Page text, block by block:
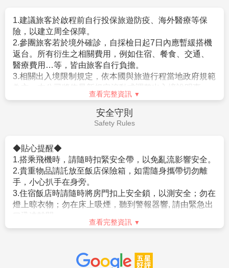
1.航空作業規定開票後即無法更改，亦無退票價值，請特別注意
並見諒。
2.滿六歲一律佔床，小孩佔床為大人團費，不佔床費用另外報
價。
3.本優惠行程報價僅適用持中華民國護照者，不適用外籍人士須
加價$3000。
4.團體房型都是兩張小床很少有一張大床房(和式房除外)，
5.團體房型很少有正3人房(三張床)，如需求加床可能會是~
(A)一大床+一行軍床 或 (B)二小床+一行軍床 或 (C)一大床+一
以上可做需求但不保證會有，會以當天入住情形為主，
若無需求到三人房請分出一人與他人同住，敬請見諒！
6.單人報名者：本行程使用飯店房型為兩人一室，無自然單間。
倘報名本行程的旅客人數無法同住雙人房(例如:單人、三人、報
名以此類推)，則須按房型補足價差，實際價差以當團說明為主。
7.貼心提醒：外籍人士需注意二次入境之辦理相關規定，且持外
國護照之旅客團費需另計。
8.本商品所搭乘之班機時間與住宿飯店，以說明會資料為準。
10.如逢天候、交通狀況、航班異動、遊樂園休園…等因素，本公
3.申請入境日本時須自行舉證符合以下條件：
。需持有有效護照。（且在有效期內返回本國或僑居地
者）。
。 申請人所提出的入境目的與從事的活動需一致，且須
符合日本國的出入國管理及民認定法（以下稱‘入管法’）
所規定的短期停留之停留資格及停留期間。（特別是 經
常出入日本國者，以訪問親友為目的等進入日本，須詳
盡的說明在日本停留期間的活動相關內容及與親戚、友
。申請人不曾違反入管法第五條第一項各號之相關法令
而被判刑者。（因逾期居留日本被強制遣返而尚未經一
是曾入監服刑等者，有以上拒絕入境相關事由而被日本
強制驅離過者）。
。但是，符合上述條件者也並不表示一定可入境日本，
敬請留意！
相關規定請參考日本交流協會網站各項說明。或電洽02-
2713-8000。
1.役男出境注意須知
。役男定義：役男係指年齡屆19歲之年1月1日起，至36
在日本旅遊、觀光，事實上大多數的日本人是不收取小
費的(除部份特殊旅館外)，然而因領隊兼導遊，每日早出
晚歸，不眠不休為各位貴賓服務，為了獎勵她(他)們，故
建議每人每天以新台幣$300元作為基本金額的計算方式*
旅遊天數 。以6天為例，等於每人新台幣$300*6天
=$1800而元，然而導遊小姐(先生)們，仍要以此金額再
查看完整資訊
旅遊須知
Travel information
1.建議旅客於啟程前自行投保旅遊防疫、海外醫療等保
險，以建立周全保障。
2.參團旅客若於境外確診，自採檢日起7日內應暫緩搭機
返台。所有衍生之相關費用，例如住宿、餐食、交通、
醫療費用…等，皆由旅客自行負擔。
3.相關出入境限制規定，依本國與旅遊行程當地政府規範
項。
5.日本入境提醒，2022年10月11日凌晨零時起（日本時
查看完整資訊
Safety Rules